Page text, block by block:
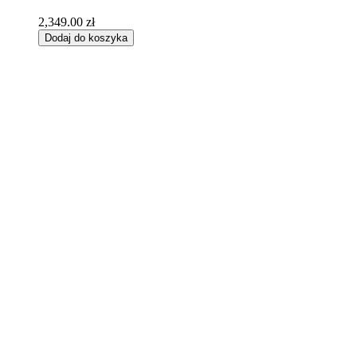
2,349.00 zł
Dodaj do koszyka